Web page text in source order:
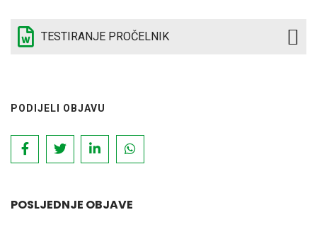
TESTIRANJE PROČELNIK
PODIJELI OBJAVU
POSLJEDNJE OBJAVE